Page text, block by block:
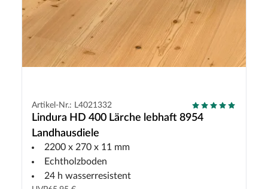
Artikel-Nr.: L4021332
Lindura HD 400 Lärche lebhaft 8954
Landhausdiele
2200 x 270 x 11 mm
Echtholzboden
24 h wasserresistent